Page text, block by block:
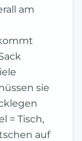
am
sie
= Tisch,
auf